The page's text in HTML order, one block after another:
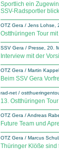
Sportlich ein
SSV-Radsportler
OTZ Gera / Jens Lohse,
Ostthüringen Tour
SSV Gera / Presse, 20.
Interview mit der
OTZ Gera / Martin
Beim SSV Gera
rad-net /
13. Ostthüringen
OTZ Gera / Andreas
Future Team und
OTZ Gera / Marcus
Thüringer Klöße sind